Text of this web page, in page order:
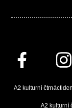
A2 kulturní
A2 kulturní